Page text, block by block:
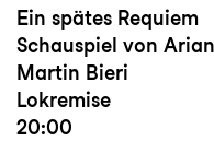
Ein spätes Requiem
Schauspiel von
Martin Bieri
Lokremise
20:00